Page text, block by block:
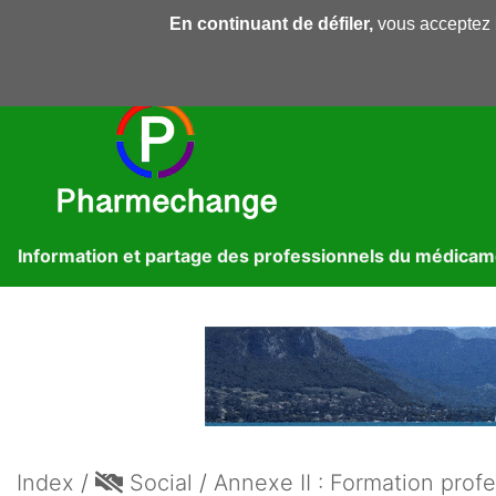
Pharmechange Forums Dossiers Presse
Information et partage des professionnels du
Index / Social / Annexe II : Formation
En continuant de défiler,vous acceptez